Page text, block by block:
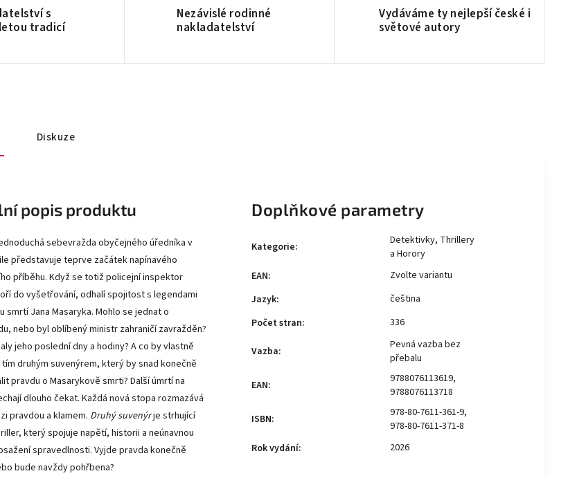
s
tradicí
Nezávislé rodinné
nakladatelství
Vydáváme ty nejlepší české i
světové autory
Diskuze
popis produktu
sebevražda obyčejného úředníka v
představuje teprve začátek napínavého
příběhu. Když se totiž policejní inspektor
do vyšetřování, odhalí spojitost s legendami
smrtí Jana Masaryka. Mohlo se jednat o
nebo byl oblíbený ministr zahraničí zavražděn?
jeho poslední dny a hodiny? A co by vlastně
druhým suvenýrem, který by snad konečně
pravdu o Masarykově smrti? Další úmrtí na
dlouho čekat. Každá nová stopa rozmazává
pravdou a klamem. Druhý suvenýrje strhující
který spojuje napětí, historii a neúnavnou
spravedlnosti. Vyjde pravda konečně
bude navždy pohřbena?
Doplňkové parametry
Kategorie:
Detektivky, Thrillery
a Horory
EAN:
Zvolte variantu
Jazyk:
čeština
Počet stran: 336
Vazba:
Pevná vazba bez
přebalu
EAN:
9788076113619,
9788076113718
ISBN:
978-80-7611-361-9,
978-80-7611-371-8
Rok vydání: 2026